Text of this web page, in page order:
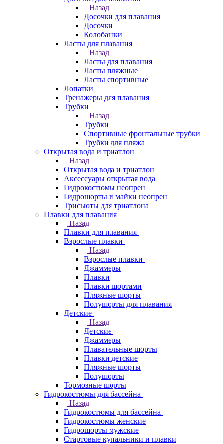
Назад
Досочки для плавания
Досочки
Колобашки
Ласты для плавания
Назад
Ласты для плавания
Ласты пляжные
Ласты спортивные
Лопатки
Тренажеры для плавания
Трубки
Назад
Трубки
Спортивные фронтальные трубки
Трубки для пляжа
Открытая вода и триатлон
Назад
Открытая вода и триатлон
Аксессуары открытая вода
Гидрокостюмы неопрен
Гидрошорты и майки неопрен
Трисьюты для триатлона
Плавки для плавания
Назад
Плавки для плавания
Взрослые плавки
Назад
Взрослые плавки
Джаммеры
Плавки
Плавки шортами
Пляжные шорты
Полушорты для плавания
Детские
Назад
Детские
Джаммеры
Плавательные шорты
Плавки детские
Пляжные шорты
Полушорты
Тормозные шорты
Гидрокостюмы для бассейна
Назад
Гидрокостюмы для бассейна
Гидрокостюмы женские
Гидрошорты мужские
Стартовые купальники и плавки